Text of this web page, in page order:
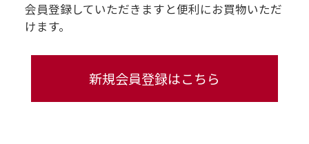
会員登録していただきますと便利にお買物いただ
けます。